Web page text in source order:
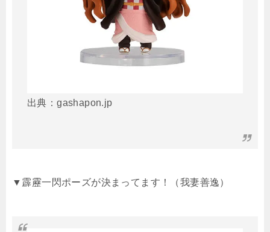
出典：gashapon.jp
▼霹靂一閃ポーズが決まってます！（我妻善逸）